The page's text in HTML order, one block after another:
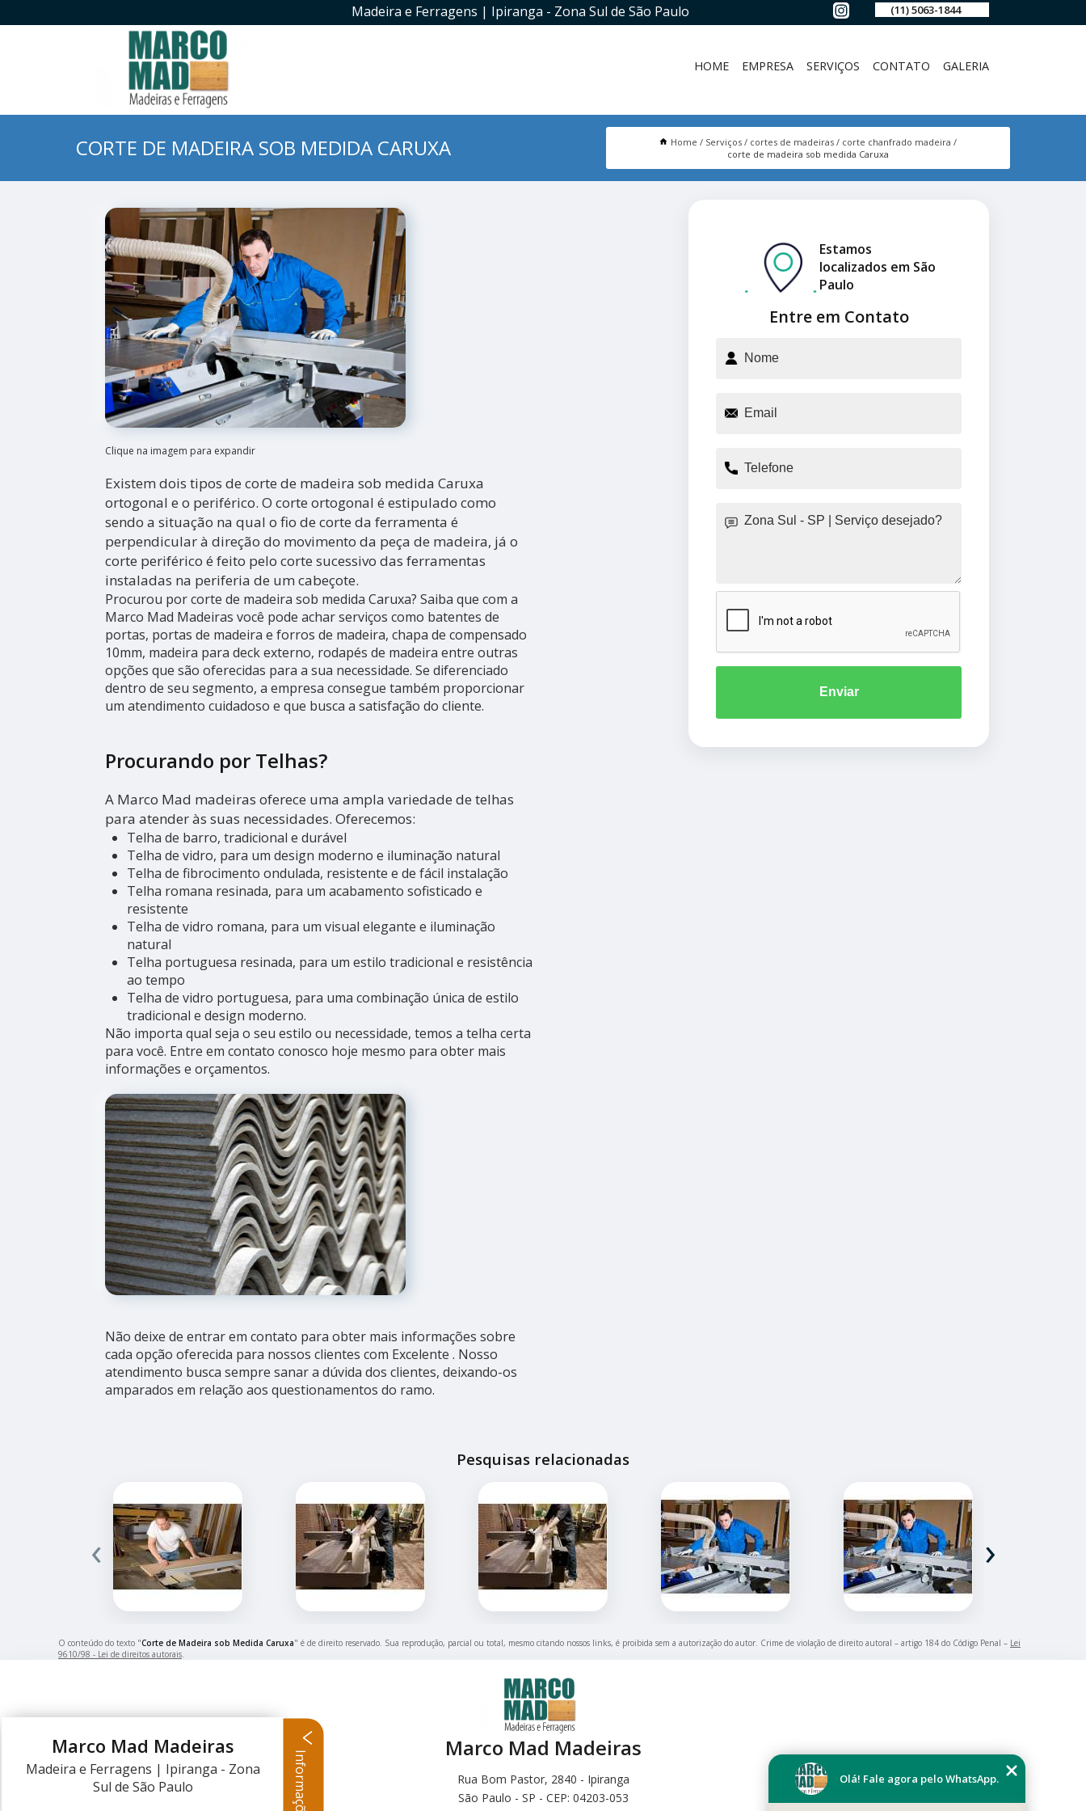
Madeira e Ferragens | Ipiranga - Zona Sul de São Paulo (11) 5063-1844
HOME EMPRESA SERVIÇOS CONTATO GALERIA
CORTE DE MADEIRA SOB MEDIDA CARUXA Home Serviços cortes de madeiras
corte chanfrado madeira
corte de madeira sob medida Caruxa
Clique na imagem para expandir
Existem dois tipos de corte de madeira sob medida Caruxa
ortogonal e o periférico. O corte ortogonal é estipulado como
sendo a situação na qual o fio de corte da ferramenta é
perpendicular à direção do movimento da peça de madeira, já o
corte periférico é feito pelo corte sucessivo das ferramentas
instaladas na periferia de um cabeçote.
Procurou por corte de madeira sob medida Caruxa? Saiba que com a
Marco Mad Madeiras você pode achar serviços como batentes de
portas, portas de madeira e forros de madeira, chapa de compensado
10mm, madeira para deck externo, rodapés de madeira entre outras
opções que são oferecidas para a sua necessidade. Se diferenciado
dentro de seu segmento, a empresa consegue também proporcionar
um atendimento cuidadoso e que busca a satisfação do cliente.
Procurando por Telhas?
A Marco Mad madeiras oferece uma ampla variedade de telhas
para atender às suas necessidades. Oferecemos:
Telha de barro, tradicional e durável
Telha de vidro, para um design moderno e iluminação natural
Telha de fibrocimento ondulada, resistente e de fácil instalação
Telha romana resinada, para um acabamento sofisticado e
resistente
Telha de vidro romana, para um visual elegante e iluminação
natural
Telha portuguesa resinada, para um estilo tradicional e resistência
ao tempo
Telha de vidro portuguesa, para uma combinação única de estilo
tradicional e design moderno.
Não importa qual seja o seu estilo ou necessidade, temos a telha certa
para você. Entre em contato conosco hoje mesmo para obter mais
informações e orçamentos.
Não deixe de entrar em contato para obter mais informações sobre
cada opção oferecida para nossos clientes com Excelente . Nosso
atendimento busca sempre sanar a dúvida dos clientes, deixando-os
amparados em relação aos questionamentos do ramo.
Entre em Contato
Estamos
localizados em São
Paulo
Enviar
Pesquisas relacionadas
‹ ›
O conteúdo do texto "Corte de Madeira sob Medida Caruxa" é de direito reservado. Sua reprodução, parcial ou total, mesmo citando nossos links, é proibida sem a autorização do autor. Crime de violação de direito autoral – artigo 184 do Código Penal – Lei
9610/98 - Lei de direitos autorais
Marco Mad Madeiras
Rua Bom Pastor, 2840 - Ipiranga
São Paulo - SP - CEP: 04203-053
Olá! Fale agora pelo WhatsApp.
Marco Mad Madeiras
Madeira e Ferragens | Ipiranga - Zona
Sul de São Paulo
Informações